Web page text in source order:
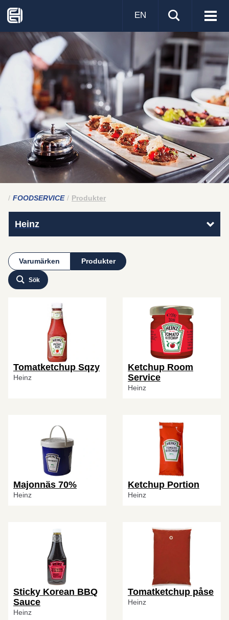
Visa
EN
FOODSERVICE Produkter
Heinz
Varumärken Produkter
Sök
Tomatketchup Sqzy
Heinz
Ketchup Room
Service
Heinz
Majonnäs 70%
Heinz
Ketchup Portion
Heinz
Sticky Korean BBQ
Sauce
Heinz
Tomatketchup påse
Heinz